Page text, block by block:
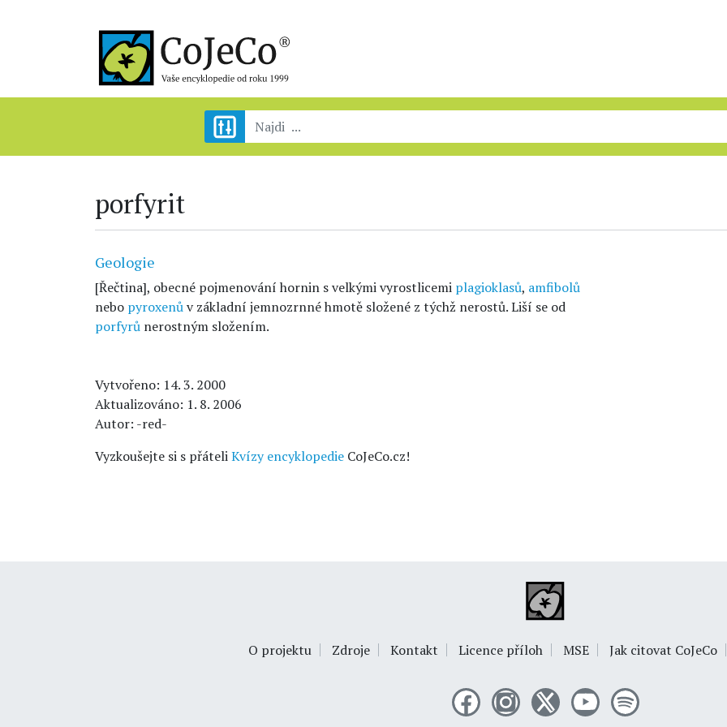
porfyrit
Geologie
[Řečtina], obecné pojmenování hornin s velkými vyrostlicemi plagioklasů, amfibolů
nebo pyroxenův základní jemnozrnné hmotě složené z týchž nerostů. Liší se od
porfyrů nerostným složením.
Vytvořeno: 14. 3. 2000
Aktualizováno: 1. 8. 2006
Autor: -red-
Vyzkoušejte si s přáteliKvízy encyklopedie CoJeCo.cz!
O projektu Zdroje Kontakt Licence příloh MSE Jak citovat CoJeCo